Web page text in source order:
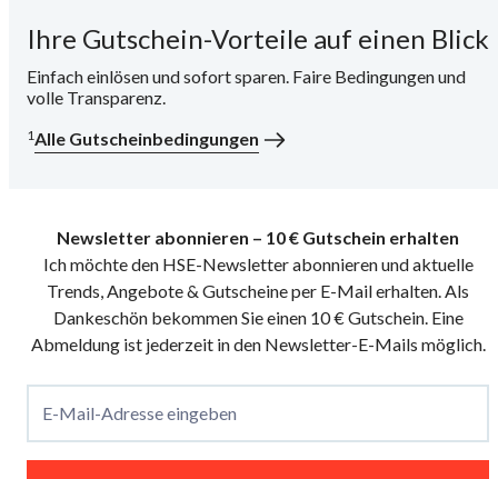
Ihre Gutschein-Vorteile auf einen Blick
Einfach einlösen und sofort sparen. Faire Bedingungen und
volle Transparenz.
1Alle Gutscheinbedingungen
Newsletter abonnieren – 10 € Gutschein erhalten
Ich möchte den HSE-Newsletter abonnieren und aktuelle
Trends, Angebote & Gutscheine per E-Mail erhalten. Als
Dankeschön bekommen Sie einen 10 € Gutschein. Eine
Abmeldung ist jederzeit in den Newsletter-E-Mails möglich.
E-Mail-Adresse eingeben